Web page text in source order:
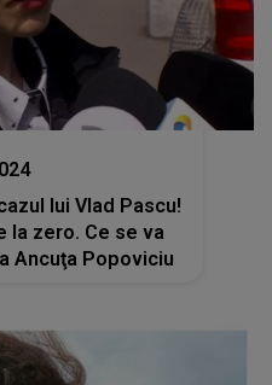
lui Vlad Pascu!
la zero. Ce se va
Ancuţa Popoviciu